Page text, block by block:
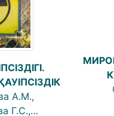
А.М.,
Г.С.,…